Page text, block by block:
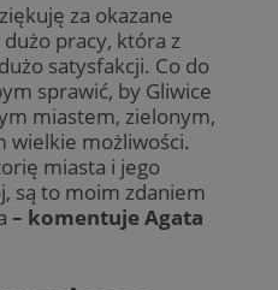
za okazane
pracy, która z
satysfakcji. Co do
sprawić, by Gliwice
miastem, zielonym,
wielkie możliwości.
miasta i jego
są to moim zdaniem
– komentuje Agata